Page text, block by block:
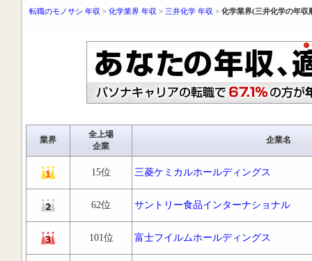
転職のモノサシ 年収 > 化学業界 年収 > 三井化学 年収 > 化学業界(三井化学の年収
業界
全上場
企業
企業名
15位 三菱ケミカルホールディングス
62位 サントリー食品インターナショナル
101位 富士フイルムホールディングス